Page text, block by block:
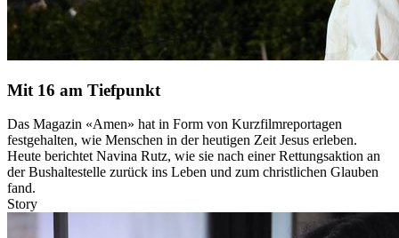
Mit 16 am Tiefpunkt
Das Magazin «Amen» hat in Form von Kurzfilmreportagen
festgehalten, wie Menschen in der heutigen Zeit Jesus erleben.
Heute berichtet Navina Rutz, wie sie nach einer Rettungsaktion an
der Bushaltestelle zurück ins Leben und zum christlichen Glauben
fand.
Story